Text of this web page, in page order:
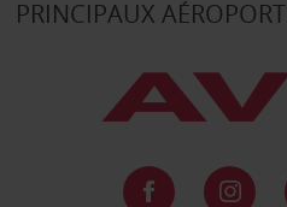
PRINCIPAUX